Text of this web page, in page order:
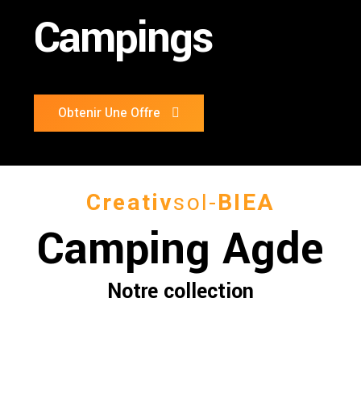
Campings
Obtenir Une Offre
Creativsol-BIEA
Camping Agde
Notre collection